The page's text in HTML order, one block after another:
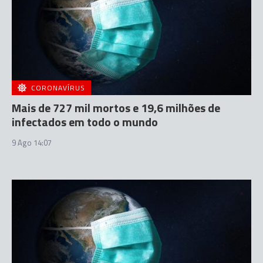
CORONAVÍRUS
Mais de 727 mil mortos e 19,6 milhões de
infectados em todo o mundo
9 Ago 14:07